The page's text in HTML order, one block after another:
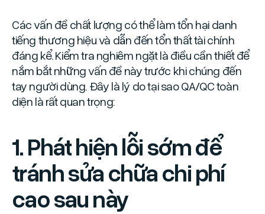
Các vấn đề chất lượng có thể làm tổn hại danh
tiếng thương hiệu và dẫn đến tổn thất tài chính
đáng kể. Kiểm tra nghiêm ngặt là điều cần thiết để
nắm bắt những vấn đề này trước khi chúng đến
tay người dùng. Đây là lý do tại sao QA/QC toàn
diện là rất quan trọng:
1. Phát hiện lỗi sớm để
tránh sửa chữa chi phí
cao sau này